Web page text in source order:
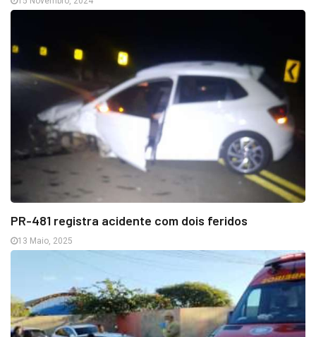
PR-481 registra acidente com dois feridos
13 Maio, 2025